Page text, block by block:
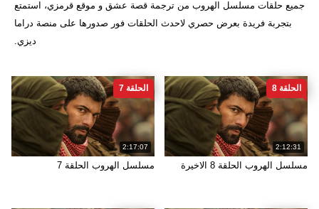
جميع حلقات مسلسل الهروب من ترجمة قصة عشق و موقع قرمزي، استمتع
بتجربة فريدة بعرض حصري لاحدث الحلقات فور صدورها على منصة دراما
ديزي.
2:12:31
الحلقة 8
مسلسل الهروب الحلقة 8 الاخيرة
2:17:07
الحلقة 7
مسلسل الهروب الحلقة 7